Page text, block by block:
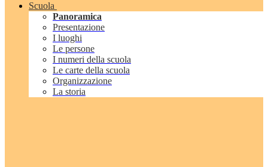
Scuola
Panoramica
Presentazione
I luoghi
Le persone
I numeri della scuola
Le carte della scuola
Organizzazione
La storia